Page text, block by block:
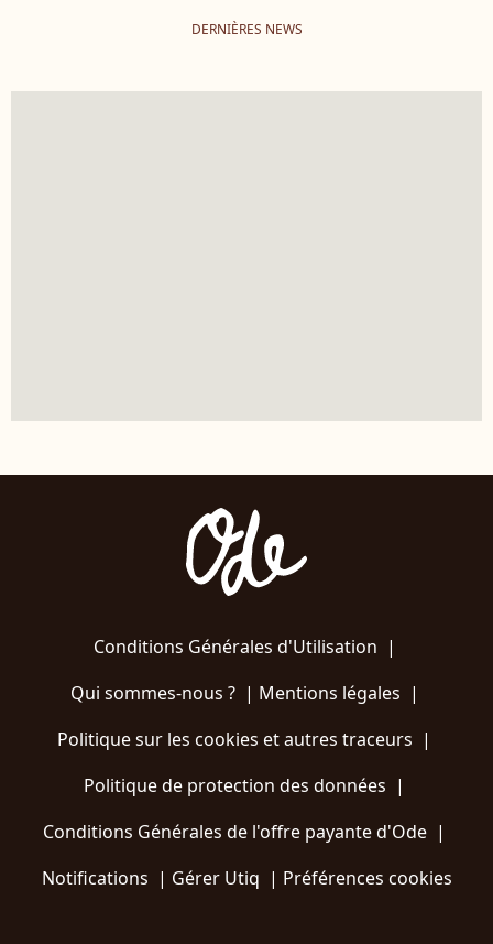
DERNIÈRES NEWS
Conditions Générales d'Utilisation |
Qui sommes-nous ?| Mentions légales |
Politique sur les cookies et autres traceurs |
Politique de protection des données |
Conditions Générales de l'offre payante d'Ode |
Notifications | Gérer Utiq | Préférences cookies